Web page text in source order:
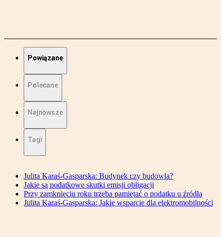
Powiązane
Polecane
Najnowsze
Tagi
Julita Karaś-Gasparska: Budynek czy budowla?
Jakie są podatkowe skutki emisji obligacji
Przy zamknięciu roku trzeba pamiętać o podatku u źródła
Julita Karaś-Gasparska: Jakie wsparcie dla elektromobilności